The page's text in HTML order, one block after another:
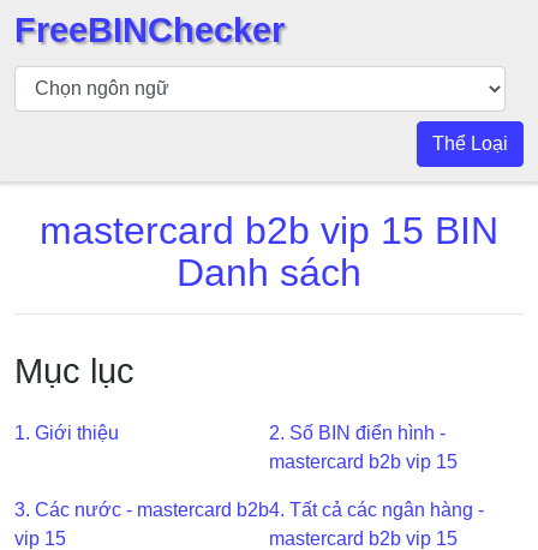
Kiểm
tra
BIN
API
Generator
Checker
v2
FreeBINChecker
Thể Loại
mastercard b2b vip 15 BIN
Danh sách
Mục lục
1. Giới thiệu
2. Số BIN điển hình -
mastercard b2b vip 15
3. Các nước - mastercard b2b
vip 15
4. Tất cả các ngân hàng -
mastercard b2b vip 15